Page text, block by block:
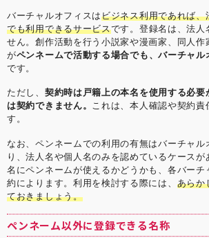
バーチャルオフィスはビジネス利用であれば
でも利用できるサービスです。登録名は、法人
せん。創作活動を行う小説家や漫画家、同人作
がペンネームで活動する場合でも、バーチャ
です。
ただし、 契約時は戸籍上の本名を使用する必
は契約できません。 これは、本人確認や契約
す。
なお、ペンネームでの利用の有無はバーチャル
り、法人名や個人名のみを認めているケース
名にペンネームが使えるかどうかも、各バーチ
約によります。利用を検討する際には、 あらか
ておきましょう。
ペンネーム以外に登録できる名称